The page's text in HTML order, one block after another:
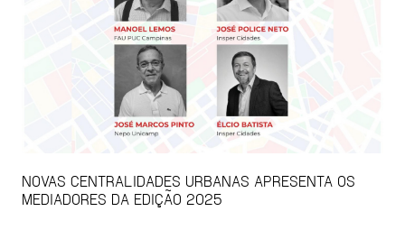
NOVAS CENTRALIDADES URBANAS APRESENTA OS
MEDIADORES DA EDIÇÃO 2025